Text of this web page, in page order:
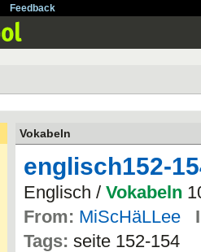
Feedback
Vokabeln
englisch152-
Englisch / Vokabeln
From: MiScHäLLee
Tags: seite 152-154